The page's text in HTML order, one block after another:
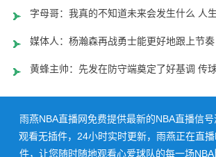
字母哥：我真的不知道未来会发生什么 人
雨燕NBA直播网免费提供最新的NBA直播信
观看无插件，24小时实时更新，雨燕正在直
件，让您随时随地观看心爱球队的每一场